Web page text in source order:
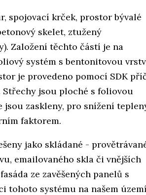
spojovací krček, prostor bývalé
skelet, ztužený
Založení těchto částí je na
systém s bentonitovou
je provedeno pomocí SDK
jsou ploché s foliovou
zaskleny, pro snížení
faktorem.
jako skládané -
emailovaného skla či vnějších
ze zavěšených panelů s
tohoto systému na našem